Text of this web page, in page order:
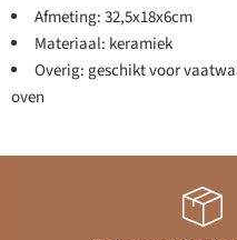
Afmeting: 32,5x18x6cm
Materiaal: keramiek
Overig: geschikt voor
oven